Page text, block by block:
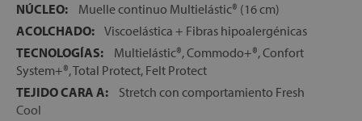
NÚCLEO:
Muelle continuo Multielástic® (16 cm)
ACOLCHADO: Viscoelástica + Fibras hipoalergénicas
TECNOLOGÍAS:
Multielástic®, Commodo+®, Confort
System+®, Total Protect, Felt Protect
TEJIDO CARA A:
Stretch con comportamiento Fresh
Cool